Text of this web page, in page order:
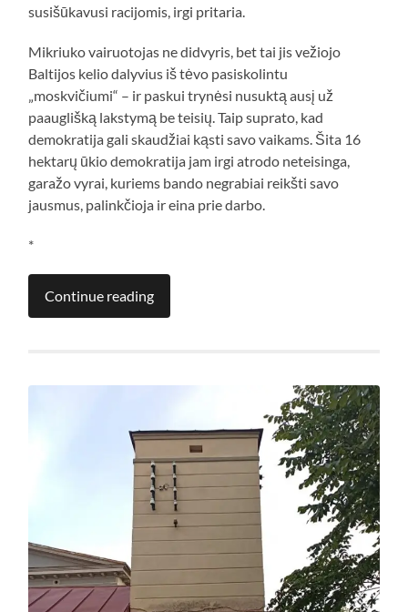
susišūkavusi racijomis, irgi pritaria.
Mikriuko vairuotojas ne didvyris, bet tai jis vežiojo
Baltijos kelio dalyvius iš tėvo pasiskolintu
„moskvičiumi“ – ir paskui trynėsi nusuktą ausį už
paauglišką lakstymą be teisių. Taip suprato, kad
demokratija gali skaudžiai kąsti savo vaikams. Šita 16
hektarų ūkio demokratija jam irgi atrodo neteisinga,
garažo vyrai, kuriems bando negrabiai reikšti savo
jausmus, palinkčioja ir eina prie darbo.
*
Continue reading